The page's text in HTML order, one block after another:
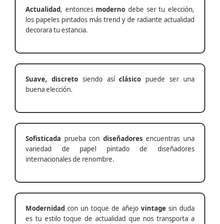
Actualidad, entonces moderno debe ser tu elección,
los papeles pintados más trend y de radiante actualidad
decorara tu estancia.
Suave, discretosiendo asíclásico puede ser una
buena elección.
Sofisticada prueba con diseñadores encuentras una
variedad de papel pintado de diseñadores
internacionales de renombre.
Modernidad con un toque de añejo vintage sin duda
es tu estilo toque de actualidad que nos transporta a